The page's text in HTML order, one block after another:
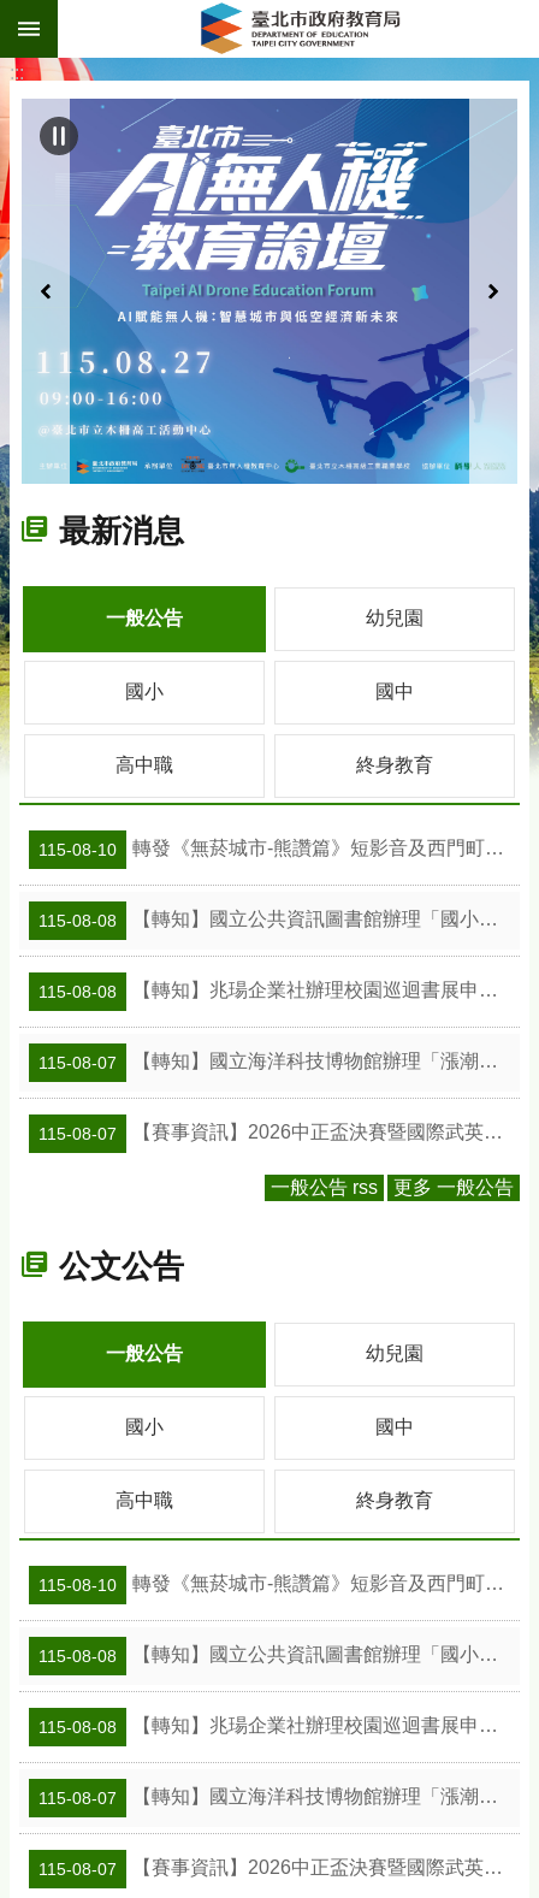
跳到主要內容區塊
:::
最新消息
一般公告 幼兒園
國小 國中
高中職 終身教育
115-08-10 轉發《無菸城市-熊讚篇》短影音及西門町商圈禁菸宣傳圖卡連結，請多加運用。
115-08-08 【轉知】國立公共資訊圖書館辦理「國小班級訪問工作坊」活動及教案資訊
115-08-08 【轉知】兆瑒企業社辦理校園巡迴書展申請資訊
115-08-07 【轉知】國立海洋科技博物館辦理「漲潮時刻—原民智慧主題探索課程」參訪補助案
115-08-07 【賽事資訊】2026中正盃決賽暨國際武英盃武術精英錦標賽
一般公告 rss 更多 一般公告
公文公告
一般公告 幼兒園
國小 國中
高中職 終身教育
115-08-10 轉發《無菸城市-熊讚篇》短影音及西門町商圈禁菸宣傳圖卡連結，請多加運用。
115-08-08 【轉知】國立公共資訊圖書館辦理「國小班級訪問工作坊」活動及教案資訊
115-08-08 【轉知】兆瑒企業社辦理校園巡迴書展申請資訊
115-08-07 【轉知】國立海洋科技博物館辦理「漲潮時刻—原民智慧主題探索課程」參訪補助案
115-08-07 【賽事資訊】2026中正盃決賽暨國際武英盃武術精英錦標賽